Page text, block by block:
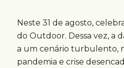
Neste 31 de agosto,
do Outdoor. Dessa vez, a
a um cenário turbulento,
pandemia e crise